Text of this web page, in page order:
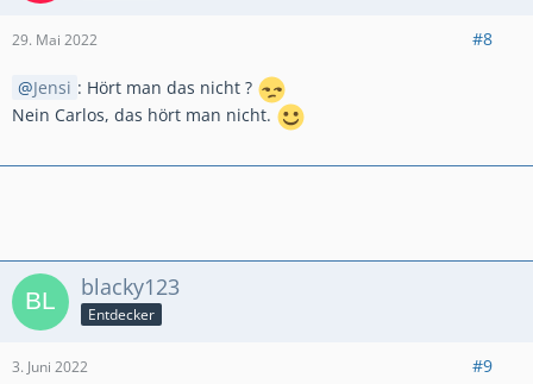
29. Mai 2022 #8
Jensi : Hört man das nicht ?
Nein Carlos, das hört man nicht.
blacky123
Entdecker
3. Juni 2022 #9